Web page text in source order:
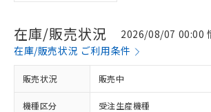
在庫/販売状況
2026/08/07 00:00
在庫/販売状況 ご利用条件
販売状況 販売中
機種区分 受注生産機種